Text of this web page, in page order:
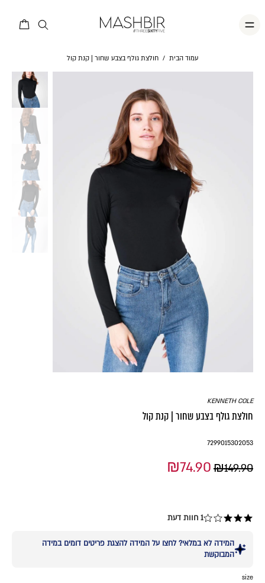
עמוד הבית / חולצת גולף בצבע שחור | קנת קול
KENNETH COLE
חולצת גולף בצבע שחור | קנת קול
7299015302053
₪149.90
₪74.90
1 חוות דעת
המידה לא במלאי? לחצו על המידה להצגת פריטים דומים במידה
המבוקשת
size